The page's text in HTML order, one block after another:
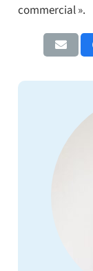
commercial ».